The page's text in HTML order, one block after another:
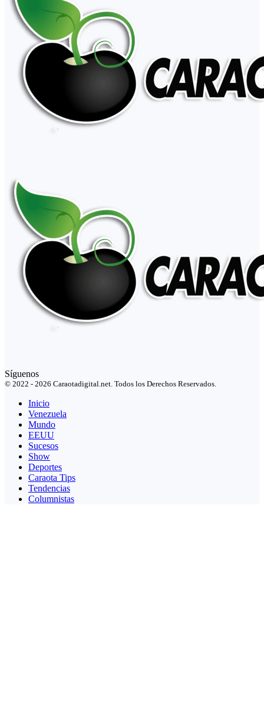
Síguenos
© 2022 - 2026 Caraotadigital.net. Todos los Derechos Reservados.
Inicio
Venezuela
Mundo
EEUU
Sucesos
Show
Deportes
Caraota Tips
Tendencias
Columnistas